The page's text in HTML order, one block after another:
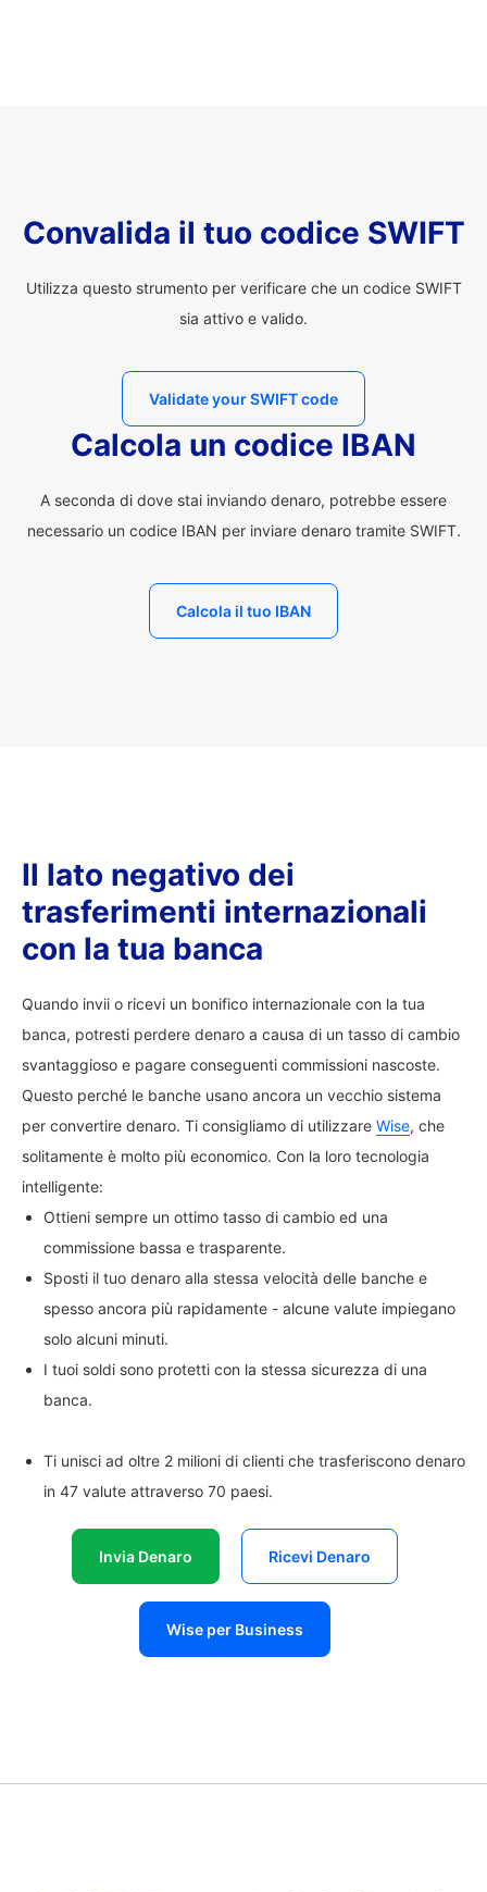
Convalida il tuo codice SWIFT
Utilizza questo strumento per verificare che un codice SWIFT
sia attivo e valido.
Validate your SWIFT code
Calcola un codice IBAN
A seconda di dove stai inviando denaro, potrebbe essere
necessario un codice IBAN per inviare denaro tramite SWIFT.
Calcola il tuo IBAN
Il lato negativo dei
trasferimenti internazionali
con la tua banca
Quando invii o ricevi un bonifico internazionale con la tua
banca, potresti perdere denaro a causa di un tasso di cambio
svantaggioso e pagare conseguenti commissioni nascoste.
Questo perché le banche usano ancora un vecchio sistema
per convertire denaro. Ti consigliamo di utilizzare Wise, che
solitamente è molto più economico. Con la loro tecnologia
intelligente:
Ottieni sempre un ottimo tasso di cambio ed una
commissione bassa e trasparente.
Sposti il tuo denaro alla stessa velocità delle banche e
spesso ancora più rapidamente - alcune valute impiegano
solo alcuni minuti.
I tuoi soldi sono protetti con la stessa sicurezza di una
banca.
Ti unisci ad oltre 2 milioni di clienti che trasferiscono denaro
in 47 valute attraverso 70 paesi.
Invia Denaro Ricevi Denaro
Wise per Business